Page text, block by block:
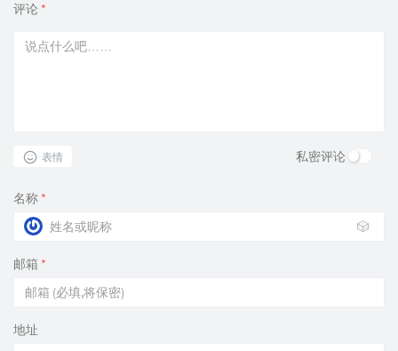
评论 *
表情 私密评论
名称 *
🎲
邮箱 *
地址